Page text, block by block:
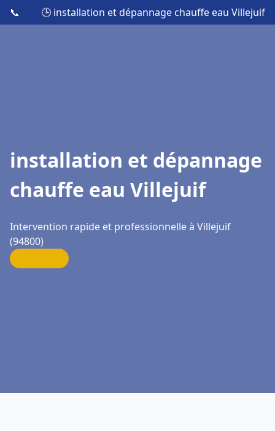
📞 🕒 installation et dépannage chauffe eau Villejuif
installation et dépannage
chauffe eau Villejuif
Intervention rapide et professionnelle à Villejuif
(94800)